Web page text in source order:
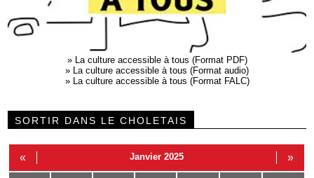
»
La culture accessible à tous (Format PDF)
»
La culture accessible à tous (Format audio)
»
La culture accessible à tous (Format FALC)
SORTIR DANS LE CHOLETAIS
« Janvier 2025 »